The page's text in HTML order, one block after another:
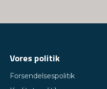
Vores politik
Forsendelsespolitik